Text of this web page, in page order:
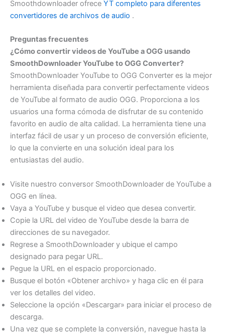
Smoothdownloader ofrece YT completo para diferentes
convertidores de archivos de audio .
Preguntas frecuentes
¿Cómo convertir videos de YouTube a OGG usando
SmoothDownloader YouTube to OGG Converter?
SmoothDownloader YouTube to OGG Converter es la mejor
herramienta diseñada para convertir perfectamente videos
de YouTube al formato de audio OGG. Proporciona a los
usuarios una forma cómoda de disfrutar de su contenido
favorito en audio de alta calidad. La herramienta tiene una
interfaz fácil de usar y un proceso de conversión eficiente,
lo que la convierte en una solución ideal para los
entusiastas del audio.
Visite nuestro conversor SmoothDownloader de YouTube a
OGG en línea.
Vaya a YouTube y busque el video que desea convertir.
Copie la URL del video de YouTube desde la barra de
direcciones de su navegador.
Regrese a SmoothDownloader y ubique el campo
designado para pegar URL.
Pegue la URL en el espacio proporcionado.
Busque el botón «Obtener archivo» y haga clic en él para
ver los detalles del video.
Seleccione la opción «Descargar» para iniciar el proceso de
descarga.
Una vez que se complete la conversión, navegue hasta la